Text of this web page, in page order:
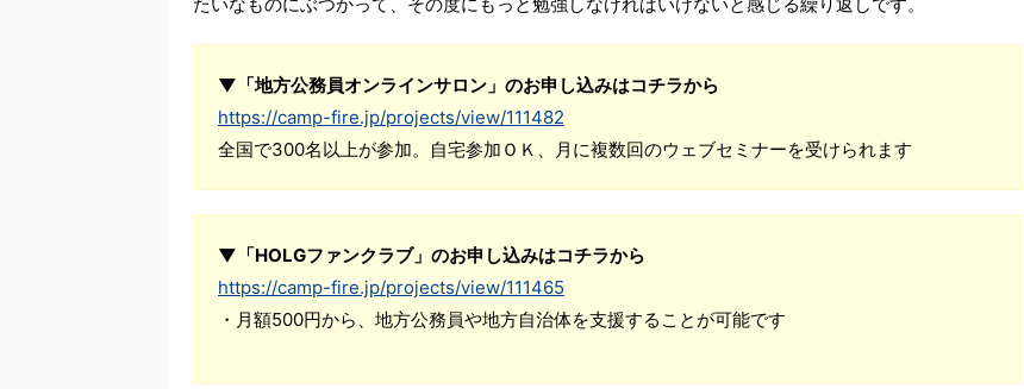
▼「地方公務員オンラインサロン」のお申し込みはコチラから
https://camp-fire.jp/projects/view/111482
全国で300名以上が参加。自宅参加ＯＫ、月に複数回のウェブセミナーを受けられます
▼「HOLGファンクラブ」のお申し込みはコチラから
https://camp-fire.jp/projects/view/111465
・月額500円から、地方公務員や地方自治体を支援することが可能です